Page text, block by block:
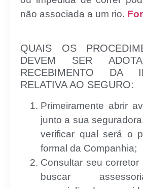
não associada a um rio.
QUAIS OS
DEVEM SER
RECEBIMENTO DA
RELATIVA AO SEGURO:
Primeiramente abrir
junto a sua
verificar qual será o
formal da Companhia;
Consultar seu
buscar